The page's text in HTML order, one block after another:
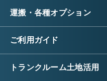
運搬・各種オプション
ご利用ガイド
トランクルーム土地活用